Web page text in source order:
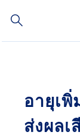
ความเชี่ยวชาญ
สินค้าของเรา
อายุเ
ส่งผลเ